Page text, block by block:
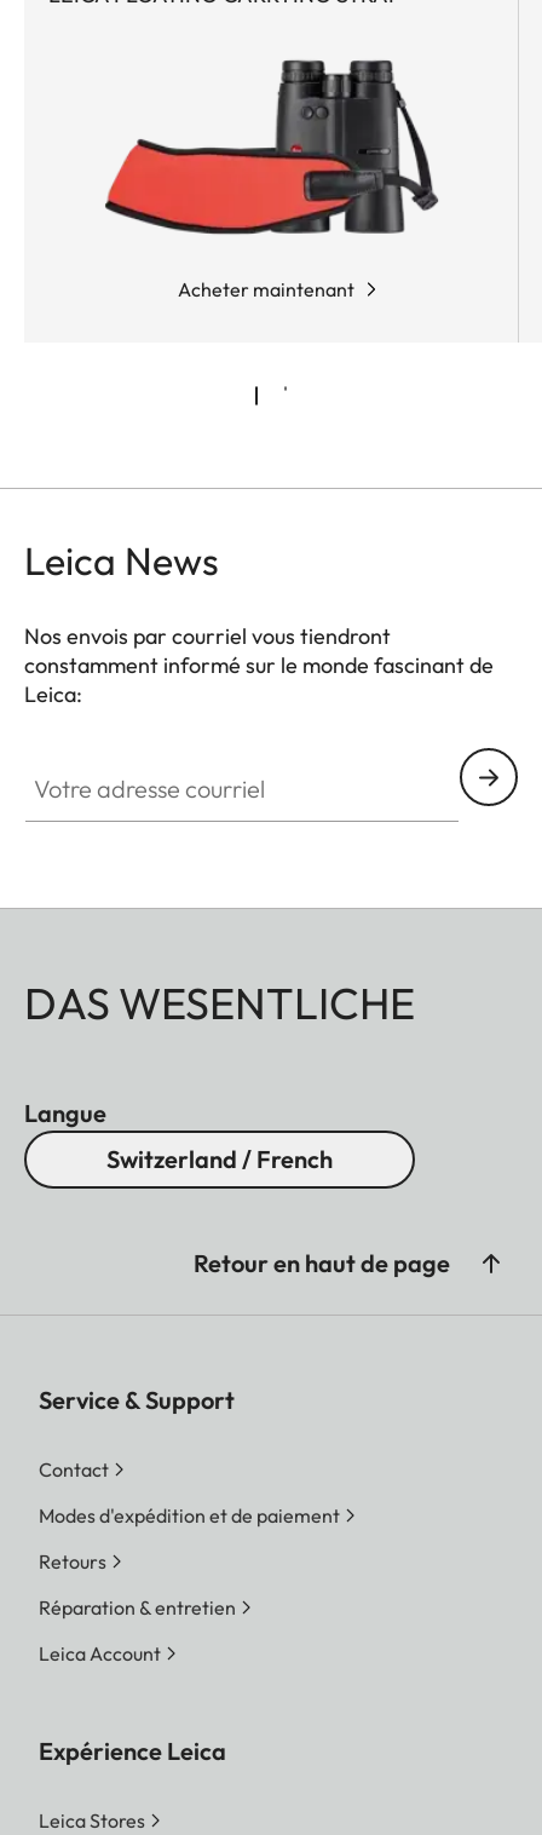
le spécialiste des logiciels balistiques Applied
Ballistics®, la nouvelle Leica Geovid Pro 10 x 42
AB+ dispose également de la première analyse de
probabilité de tir au monde. Cette fonction affiche
la probabilité de tir en fonction des paramètres
Dark Earth (un brun sable), la Geovid Pro 10 x 42
Acheter maintenant
Leica News
Nos envois par courriel vous tiendront
constamment informé sur le monde fascinant de
Leica:
DAS WESENTLICHE
Langue
Switzerland / French
Retour en haut de page
Service & Support
Contact
Modes d'expédition et de paiement
Retours
Réparation & entretien
Leica Account
Expérience Leica
Leica Stores